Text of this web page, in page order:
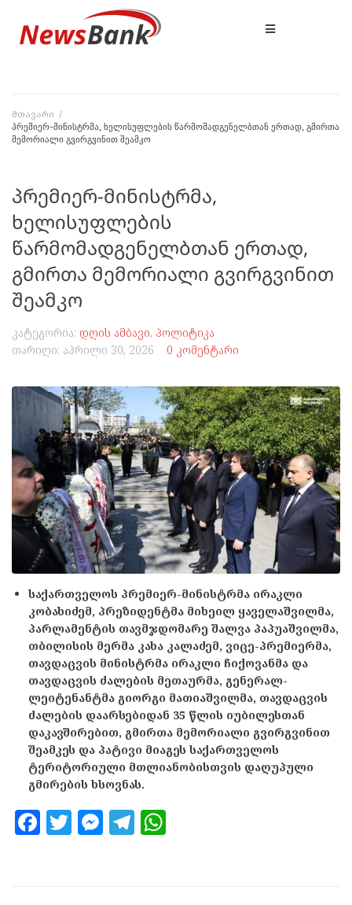
მთავარი /
პრემიერ-მინისტრმა, ხელისუფლების წარმომადგენელბთან ერთად, გმირთა
მემორიალი გვირგვინით შეამკო
პრემიერ-მინისტრმა,
ხელისუფლების
წარმომადგენელბთან ერთად,
გმირთა მემორიალი გვირგვინით
შეამკო
კატეგორია: დღის ამბავი, პოლიტიკა
თარიღი: აპრილი 30, 2026 0 კომენტარი
საქართველოს პრემიერ-მინისტრმა ირაკლი
კობახიძემ, პრეზიდენტმა მიხეილ ყაველაშვილმა,
პარლამენტის თავმჯდომარე შალვა პაპუაშვილმა,
თბილისის მერმა კახა კალაძემ, ვიცე-პრემიერმა,
თავდაცვის მინისტრმა ირაკლი ჩიქოვანმა და
თავდაცვის ძალების მეთაურმა, გენერალ-
ლეიტენანტმა გიორგი მათიაშვილმა, თავდაცვის
ძალების დაარსებიდან 35 წლის იუბილესთან
დაკავშირებით, გმირთა მემორიალი გვირგვინით
შეამკეს და პატივი მიაგეს საქართველოს
ტერიტორიული მთლიანობისთვის დაღუპული
გმირების ხსოვნას.
F T M T